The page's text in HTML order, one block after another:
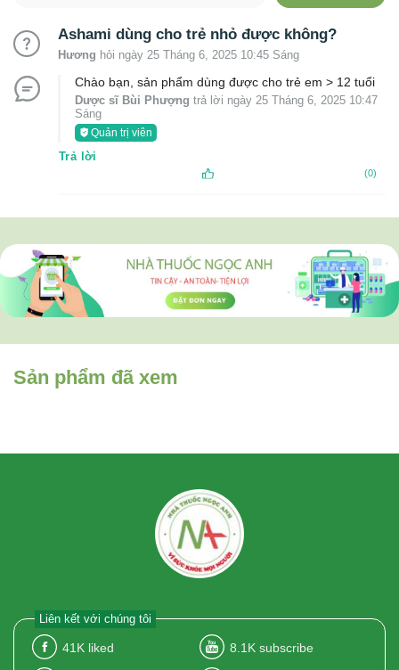
Ashami dùng cho trẻ nhỏ được không?
Hương hỏi ngày 25 Tháng 6, 2025 10:45 Sáng
Chào bạn, sản phẩm dùng được cho trẻ em > 12 tuổi
Dược sĩ Bùi Phượng trả lời ngày 25 Tháng 6, 2025 10:47
Sáng
Quản trị viên
Trả lời
(0)
Sản phẩm đã xem
Liên kết với chúng tôi
41K liked 8.1K subscribe